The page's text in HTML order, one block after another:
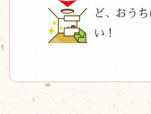
ど、おう
い！